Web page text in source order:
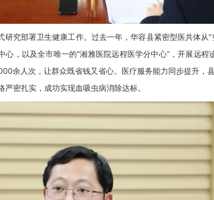
部署卫生健康工作。过去一年，华容县紧密型医共体从“
，以及全市唯一的“湘雅医院远程医学分中心”，开展远
余人次，让群众既省钱又省心。医疗服务能力同步提升，
密扎实，成功实现血吸虫病消除达标。